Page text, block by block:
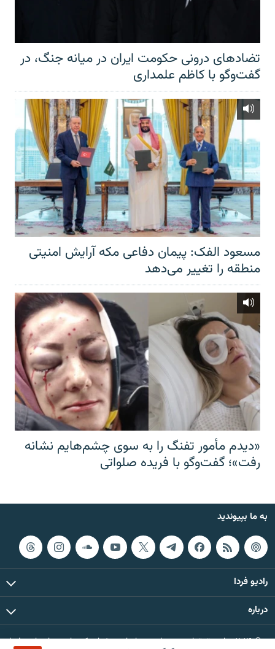
تضادهای درونی حکومت ایران در میانه جنگ، در
گفت‌‌وگو با کاظم علمداری
مسعود الفک: پیمان دفاعی مکه آرایش امنیتی
منطقه را تغییر می‌دهد
«دیدم مأمور تفنگ را به سوی چشم‌هایم نشانه
رفت»؛ گفت‌و‌گو با فریده صلواتی
به ما بپیوندید
رادیو فردا
درباره
© ۲۰۲۶ تمام حقوق این وب‌سایت، بر اساس مقررات کپی‌رایت، برای رادیو فردا